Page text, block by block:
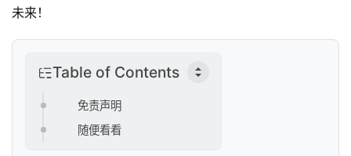
未来！
Table of Contents
免责声明
随便看看